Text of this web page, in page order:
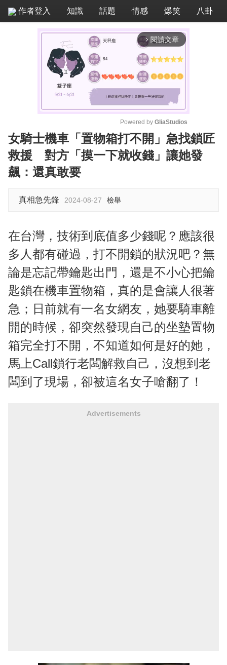
作者登入 知識 話題 情感 爆笑 八卦
arrow_forward_ios 閱讀文章
M
t
Powered by GliaStudios
女騎士機車「置物箱打不開」急找鎖匠
救援 對方「摸一下就收錢」讓她發
飆：還真敢要
真相急先鋒 2024-08-27 檢舉
在台灣，技術到底值多少錢呢？應該很
多人都有碰過，打不開鎖的狀況吧？無
論是忘記帶鑰匙出門，還是不小心把鑰
匙鎖在機車置物箱，真的是會讓人很著
急；日前就有一名女網友，她要騎車離
開的時候，卻突然發現自己的坐墊置物
箱完全打不開，不知道如何是好的她，
馬上Call鎖行老闆解救自己，沒想到老
闆到了現場，卻被這名女子嗆翻了！
Advertisements